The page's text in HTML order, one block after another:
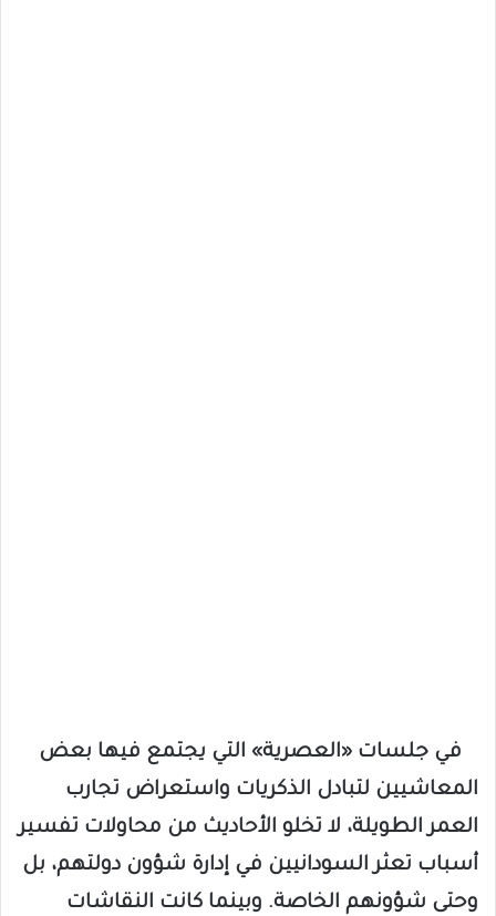
في جلسات «العصرية» التي يجتمع فيها بعض
المعاشيين لتبادل الذكريات واستعراض تجارب
العمر الطويلة، لا تخلو الأحاديث من محاولات تفسير
أسباب تعثر السودانيين في إدارة شؤون دولتهم، بل
وحتى شؤونهم الخاصة. وبينما كانت النقاشات